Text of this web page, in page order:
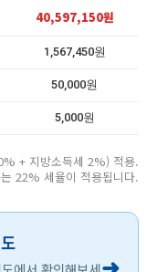
40,597,150원
1,567,450원
50,000원
5,000원
+ 지방소득세 2%) 적용.
22% 세율이 적용됩니다.